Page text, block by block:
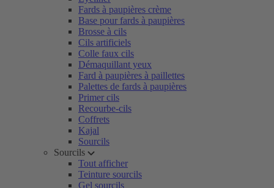
Fards à paupières crème
Base pour fards à paupières
Brosse à cils
Cils artificiels
Colle faux cils
Démaquillant yeux
Fard à paupières à paillettes
Palettes de fards à paupières
Primer cils
Recourbe-cils
Coffrets
Kajal
Sourcils
Sourcils
Tout afficher
Teinture sourcils
Gel sourcils